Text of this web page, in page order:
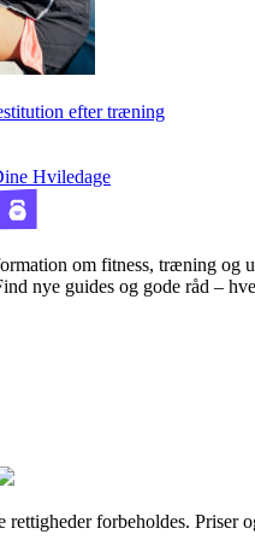
efter træning
Hviledage
om fitness, træning og
nye guides og gode råd –
forbeholdes. Priser